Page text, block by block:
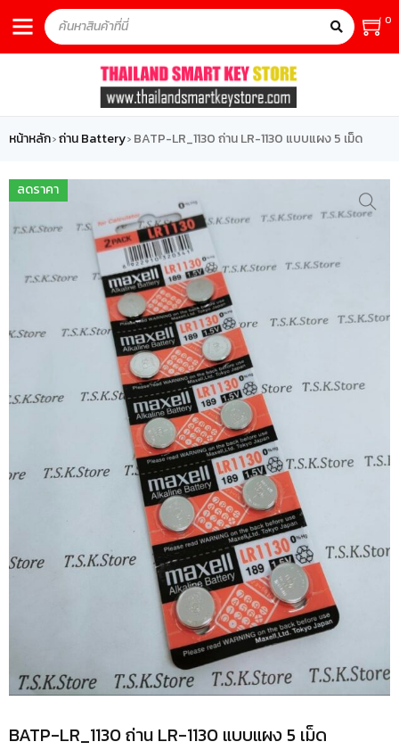
0
หน้าหลัก›ถ่าน Battery› BATP-LR_1130 ถ่าน LR-1130 แบบแผง 5 เม็ด
ลดราคา
BATP-LR_1130 ถ่าน LR-1130 แบบแผง 5 เม็ด